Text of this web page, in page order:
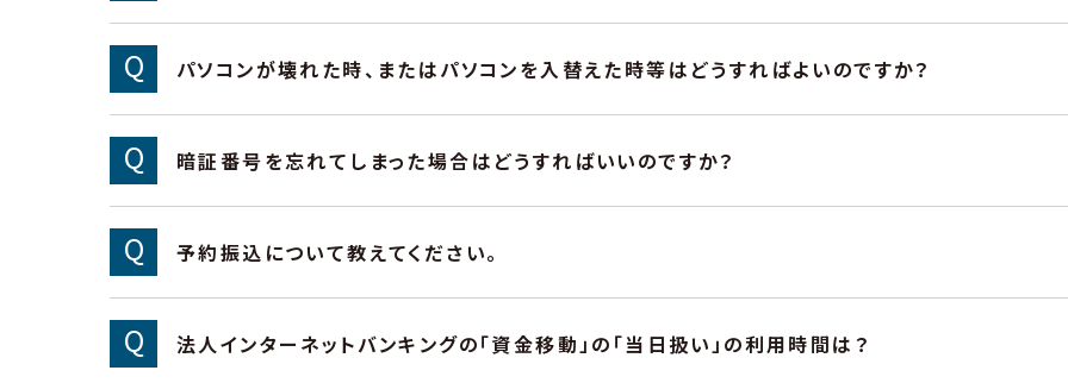
パソコンが壊れた時、またはパソコンを入替えた時等はどうすればよいのですか？
暗証番号を忘れてしまった場合はどうすればいいのですか？
予約振込について教えてください。
法人インターネットバンキングの「資金移動」の「当日扱い」の利用時間は？